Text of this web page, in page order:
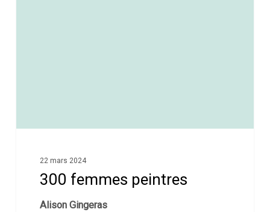
22 mars 2024
300 femmes peintres
Alison Gingeras